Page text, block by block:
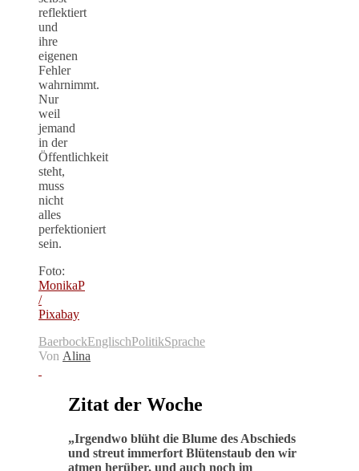
reflektiert
und
ihre
eigenen
Fehler
wahrnimmt.
Nur
weil
jemand
in der
Öffentlichkeit
steht,
muss
nicht
alles
perfektioniert
sein.
Foto:
MonikaP
/
Pixabay
BaerbockEnglischPolitikSprache
Von Alina
Zitat der Woche
„Irgendwo blüht die Blume des Abschieds
und streut immerfort Blütenstaub den wir
atmen herüber, und auch noch im